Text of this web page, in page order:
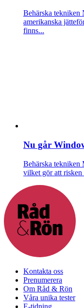
Behärska tekniken
amerikanska
finns...
Nu går
Behärska tekniken
vilket gör att risken
Kontakta oss
Prenumerera
Om Råd & Rön
Våra unika tester
E-tidning